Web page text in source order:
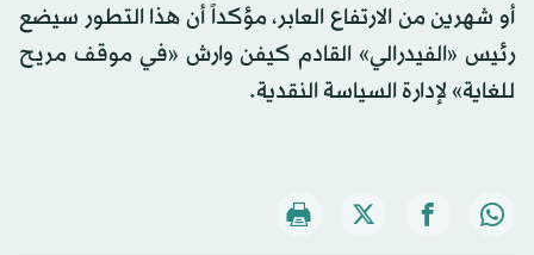
أو شهرين من الارتفاع العابر، مؤكداً أن هذا التطور سيضع
رئيس «الفيدرالي» القادم كيفن وارش «في موقف مريح
للغاية» لإدارة السياسة النقدية.